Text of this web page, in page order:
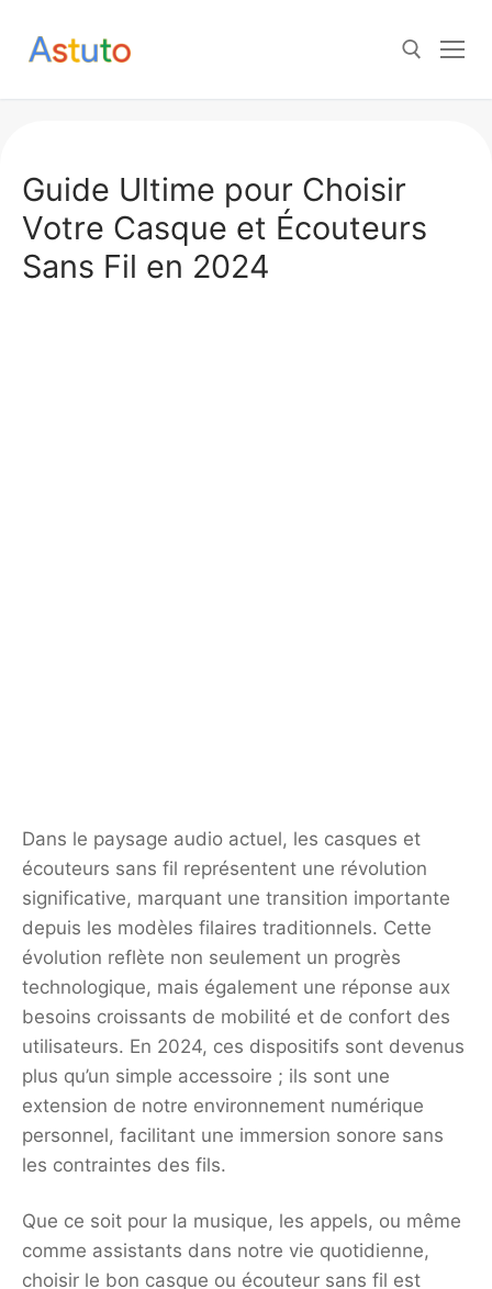
Guide Ultime pour Choisir
Votre Casque et Écouteurs
Sans Fil en 2024
Dans le paysage audio actuel, les casques et
écouteurs sans fil représentent une révolution
significative, marquant une transition importante
depuis les modèles filaires traditionnels. Cette
évolution reflète non seulement un progrès
technologique, mais également une réponse aux
besoins croissants de mobilité et de confort des
utilisateurs. En 2024, ces dispositifs sont devenus
plus qu’un simple accessoire ; ils sont une
extension de notre environnement numérique
personnel, facilitant une immersion sonore sans
les contraintes des fils.
Que ce soit pour la musique, les appels, ou même
comme assistants dans notre vie quotidienne,
choisir le bon casque ou écouteur sans fil est